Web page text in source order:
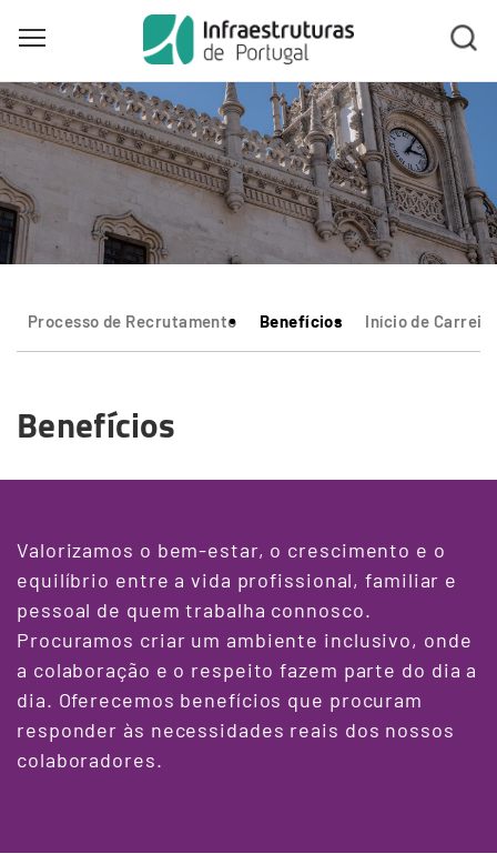
Skip
to
content
Toggle main menu visibility
Processo de Recrutamento Benefícios Início de
Benefícios
Valorizamos o bem-estar, o crescimento e o
equilíbrio entre a vida profissional, familiar e
pessoal de quem trabalha connosco.
Procuramos criar um ambiente inclusivo, onde
a colaboração e o respeito fazem parte do dia a
dia. Oferecemos benefícios que procuram
responder às necessidades reais dos nossos
colaboradores.